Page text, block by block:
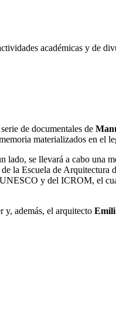
académicas y de
de documentales de
materializados en el
se llevará a cabo una
la Escuela de Arquitectura
y del ICROM, el
y, además, el arquitecto